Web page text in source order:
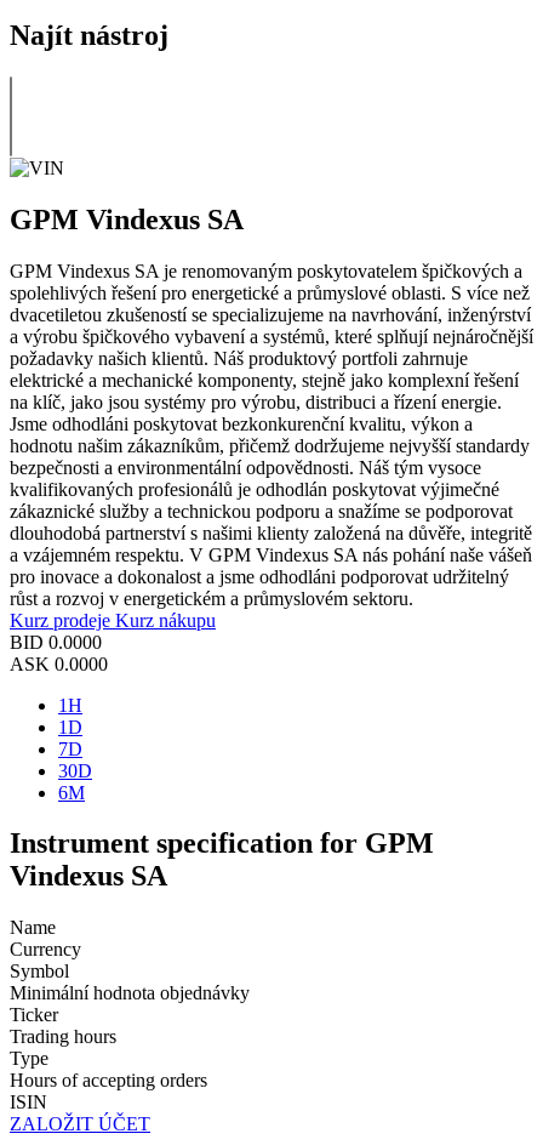
Najít nástroj
GPM Vindexus SA
GPM Vindexus SA je renomovaným poskytovatelem špičkových a
spolehlivých řešení pro energetické a průmyslové oblasti. S více než
dvacetiletou zkušeností se specializujeme na navrhování, inženýrství
a výrobu špičkového vybavení a systémů, které splňují nejnáročnější
požadavky našich klientů. Náš produktový portfoli zahrnuje
elektrické a mechanické komponenty, stejně jako komplexní řešení
na klíč, jako jsou systémy pro výrobu, distribuci a řízení energie.
Jsme odhodláni poskytovat bezkonkurenční kvalitu, výkon a
hodnotu našim zákazníkům, přičemž dodržujeme nejvyšší standardy
bezpečnosti a environmentální odpovědnosti. Náš tým vysoce
kvalifikovaných profesionálů je odhodlán poskytovat výjimečné
zákaznické služby a technickou podporu a snažíme se podporovat
dlouhodobá partnerství s našimi klienty založená na důvěře, integritě
a vzájemném respektu. V GPM Vindexus SA nás pohání naše vášeň
pro inovace a dokonalost a jsme odhodláni podporovat udržitelný
růst a rozvoj v energetickém a průmyslovém sektoru.
Kurz prodeje Kurz nákupu
BID 0.0000
ASK 0.0000
1H
1D
7D
30D
6M
Instrument specification for GPM
Vindexus SA
Name
Currency
Symbol
Minimální hodnota objednávky
Ticker
Trading hours
Type
Hours of accepting orders
ISIN
ZALOŽIT ÚČET